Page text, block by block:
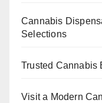
Cannabis
Selections
Trusted Cannabis
Visit a Modern